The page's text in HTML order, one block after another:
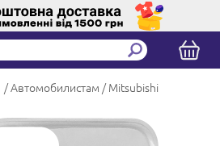
Автомобилистам Mitsubishi